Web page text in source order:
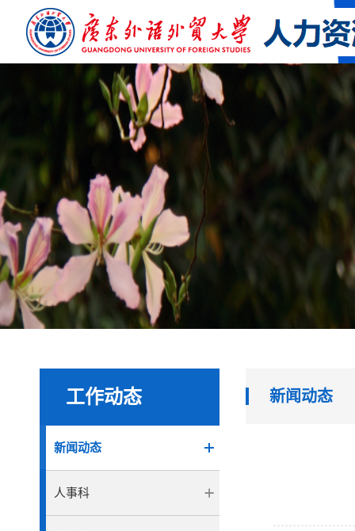
工作动态
新闻动态
人事科
新闻动态